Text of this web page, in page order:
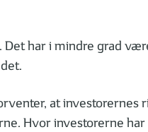
har i mindre grad
at investorernes
Hvor investorerne har